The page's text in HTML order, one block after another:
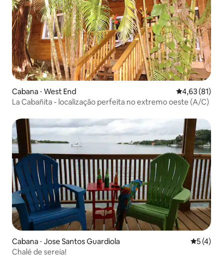
Cabana ⋅ West End 4,63 de uma
4,63 (81)
La Cabañita - localização perfeita no extremo oeste (A/C)
Cabana ⋅ Jose Santos Guardiola 5 de
5 (4)
Chalé de sereia!